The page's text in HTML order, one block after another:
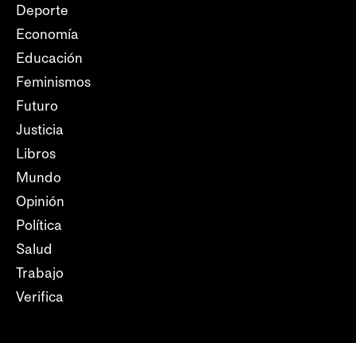
Deporte
Economía
Educación
Feminismos
Futuro
Justicia
Libros
Mundo
Opinión
Política
Salud
Trabajo
Verifica